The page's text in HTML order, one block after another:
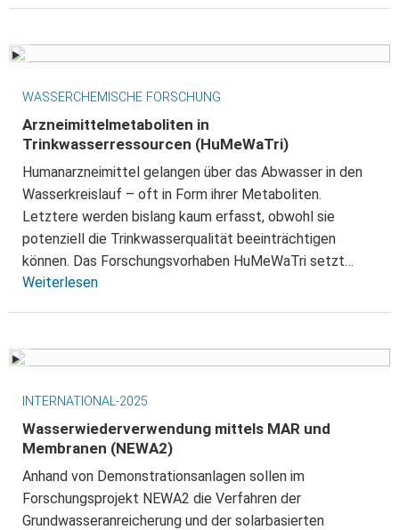
WASSERCHEMISCHE FORSCHUNG
Arzneimittelmetaboliten in
Trinkwasserressourcen (HuMeWaTri)
Humanarzneimittel gelangen über das Abwasser in den
Wasserkreislauf – oft in Form ihrer Metaboliten.
Letztere werden bislang kaum erfasst, obwohl sie
potenziell die Trinkwasserqualität beeinträchtigen
können. Das Forschungsvorhaben HuMeWaTri setzt…
Weiterlesen
INTERNATIONAL-2025
Wasserwiederverwendung mittels MAR und
Membranen (NEWA2)
Anhand von Demonstrationsanlagen sollen im
Forschungsprojekt NEWA2 die Verfahren der
Grundwasseranreicherung und der solarbasierten